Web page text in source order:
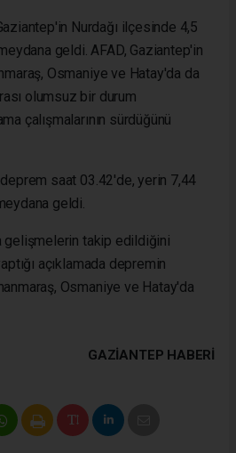
Nurdağı ilçesinde 4,5
geldi. AFAD, Gaziantep'in
Osmaniye ve Hatay'da da
olumsuz bir durum
çalışmalarının sürdüğünü
saat 03.42'de, yerin 7,44
geldi.
gelişmelerin takip edildiğini
açıklamada depremin
Osmaniye ve Hatay'da
GAZIANTEP HABERİ